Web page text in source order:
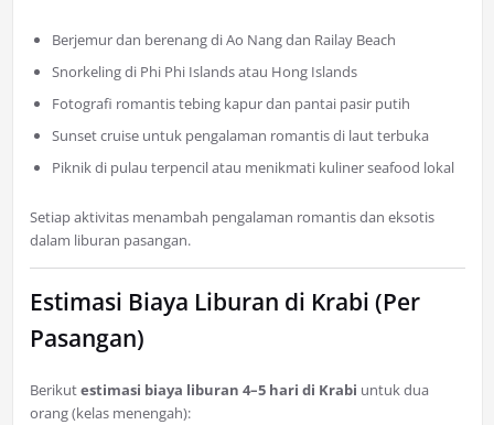
Berjemur dan berenang di Ao Nang dan Railay Beach
Snorkeling di Phi Phi Islands atau Hong Islands
Fotografi romantis tebing kapur dan pantai pasir putih
Sunset cruise untuk pengalaman romantis di laut terbuka
Piknik di pulau terpencil atau menikmati kuliner seafood lokal
Setiap aktivitas menambah pengalaman romantis dan eksotis
dalam liburan pasangan.
Estimasi Biaya Liburan di Krabi (Per
Pasangan)
Berikutestimasi biaya liburan 4–5 hari di Krabi untuk dua
orang (kelas menengah):